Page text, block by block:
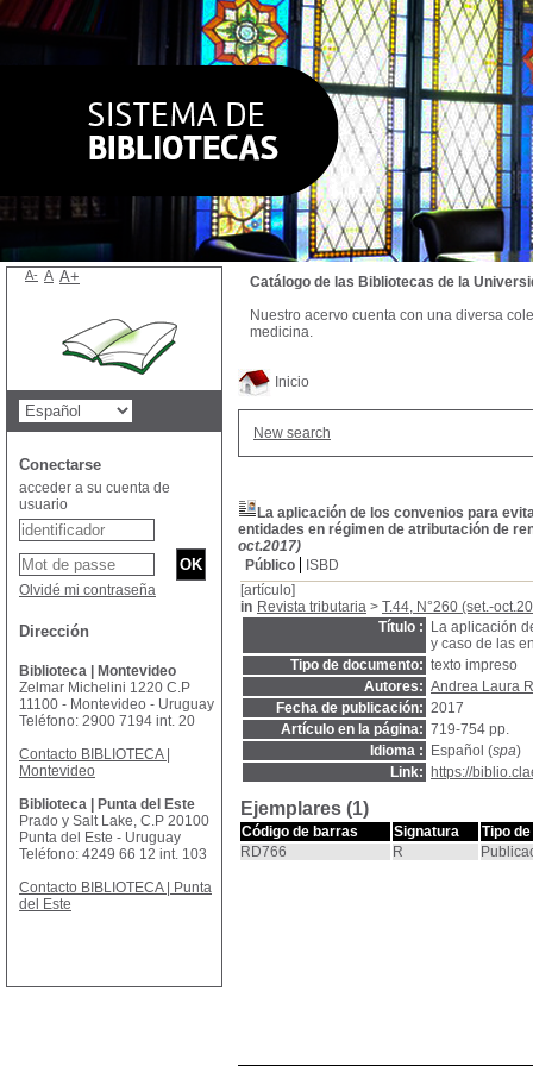
Inicio
New search
La aplicación de los convenios para
entidades en régimen de atributación de
oct.2017)
Público
ISBD
[artículo]
in Revista tributaria > T.44, N°260 (set.-
Título :
La aplicación
y caso de las
Tipo de documento: texto impreso
Autores: Andrea Laura
Fecha de publicación: 2017
Artículo en la página: 719-754 pp.
Idioma :
Español (spa)
Link:
https://
Ejemplares (1)
Código de barras Signatura
Tipo
RD766
R
Catálogo de las Bibliotecas de la
Nuestro acervo cuenta con una diversa
medicina.
A- A A+
Conectarse
acceder a su cuenta de
usuario
Olvidé mi contraseña
Dirección
Biblioteca | Montevideo
Zelmar Michelini 1220 C.P
11100 - Montevideo - Uruguay
Teléfono: 2900 7194 int. 20
Contacto BIBLIOTECA |
Montevideo
Biblioteca | Punta del Este
Prado y Salt Lake, C.P 20100
Punta del Este - Uruguay
Teléfono: 4249 66 12 int. 103
Contacto BIBLIOTECA | Punta
del Este